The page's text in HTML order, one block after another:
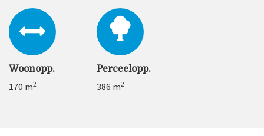
Woonopp.
170 m2
Perceelopp.
386 m2